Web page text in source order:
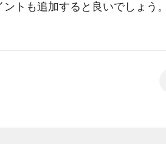
トも追加すると良いでしょ